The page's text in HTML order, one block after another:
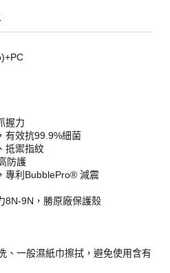
握力
有效抗99.9%細菌
抵禦指紋
防護
專利BubblePro® 減震
8N-9N，勝原廠保護殼
一般濕紙巾擦拭，避免使用含有